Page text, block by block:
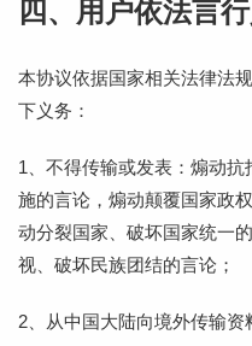
四、用户依法言
本协议依据国家相关法律法
下义务：
1、不得传输或发表：煽动
施的言论，煽动颠覆国家政
动分裂国家、破坏国家统一
视、破坏民族团结的言论；
2、从中国大陆向境外传输资